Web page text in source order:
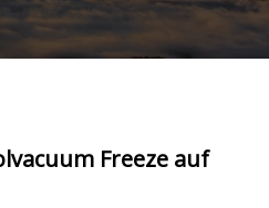
Freeze auf